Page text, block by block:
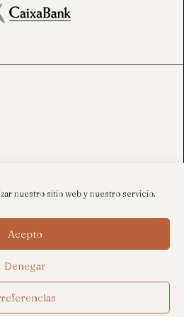
nuestro sitio web y nuestro servicio.
Acepto
Denegar